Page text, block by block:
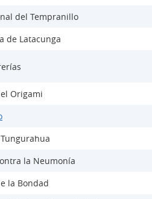
del Tempranillo
de Latacunga
Origami
la Neumonía
la Bondad